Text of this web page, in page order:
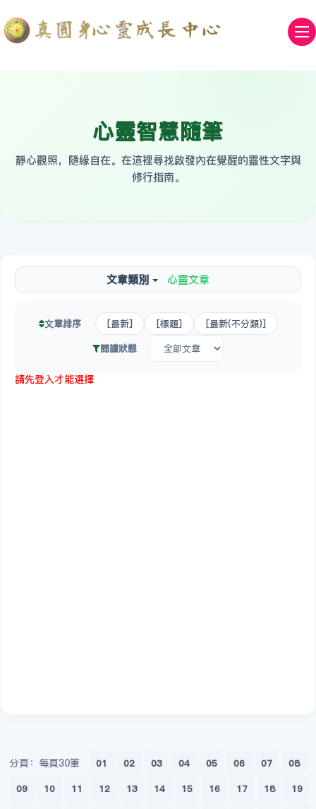
心靈智慧隨筆
靜心觀照，隨緣自在。在這裡尋找啟發內在覺醒的靈性文字與
修行指南。
文章類別 心靈文章
文章排序 [最新] [標題]
[最新(不分類)]
閱讀狀態
請先登入才能選擇
分頁：每頁30筆 01 02 03 04 05 06 07
08
09
10 11 12 13 14 15 16 17 18
19